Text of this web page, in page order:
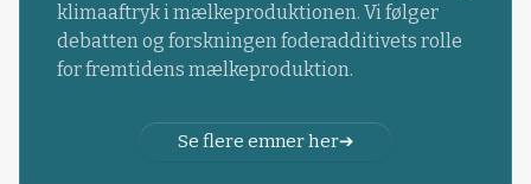
klimaaftryk i mælkeproduktionen. Vi følger
debatten og forskningen foderadditivets rolle
for fremtidens mælkeproduktion.
Se flere emner her